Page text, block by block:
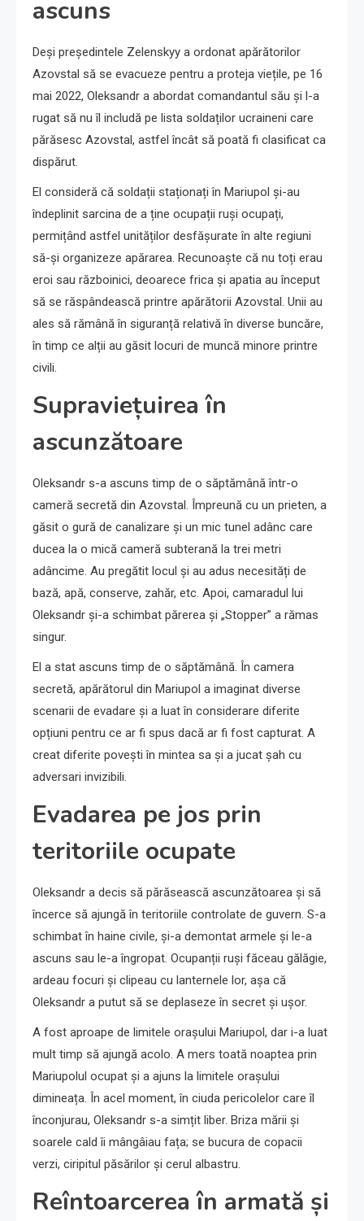
ascuns
Deși președintele Zelenskyy a ordonat apărătorilor
Azovstal să se evacueze pentru a proteja viețile, pe 16
mai 2022, Oleksandr a abordat comandantul său și l-a
rugat să nu îl includă pe lista soldaților ucraineni care
părăsesc Azovstal, astfel încât să poată fi clasificat ca
dispărut.
El consideră că soldații staționați în Mariupol și-au
îndeplinit sarcina de a ține ocupații ruși ocupați,
permițând astfel unităților desfășurate în alte regiuni
să-și organizeze apărarea. Recunoaște că nu toți erau
eroi sau războinici, deoarece frica și apatia au început
să se răspândească printre apărătorii Azovstal. Unii au
ales să rămână în siguranță relativă în diverse buncăre,
în timp ce alții au găsit locuri de muncă minore printre
civili.
Supraviețuirea în
ascunzătoare
Oleksandr s-a ascuns timp de o săptămână într-o
cameră secretă din Azovstal. Împreună cu un prieten, a
găsit o gură de canalizare și un mic tunel adânc care
ducea la o mică cameră subterană la trei metri
adâncime. Au pregătit locul și au adus necesități de
bază, apă, conserve, zahăr, etc. Apoi, camaradul lui
Oleksandr și-a schimbat părerea și „Stopper” a rămas
singur.
El a stat ascuns timp de o săptămână. În camera
secretă, apărătorul din Mariupol a imaginat diverse
scenarii de evadare și a luat în considerare diferite
opțiuni pentru ce ar fi spus dacă ar fi fost capturat. A
creat diferite povești în mintea sa și a jucat șah cu
adversari invizibili.
Evadarea pe jos prin
teritoriile ocupate
Oleksandr a decis să părăsească ascunzătoarea și să
încerce să ajungă în teritoriile controlate de guvern. S-a
schimbat în haine civile, și-a demontat armele și le-a
ascuns sau le-a îngropat. Ocupanții ruși făceau gălăgie,
ardeau focuri și clipeau cu lanternele lor, așa că
Oleksandr a putut să se deplaseze în secret și ușor.
A fost aproape de limitele orașului Mariupol, dar i-a luat
mult timp să ajungă acolo. A mers toată noaptea prin
Mariupolul ocupat și a ajuns la limitele orașului
dimineața. În acel moment, în ciuda pericolelor care îl
înconjurau, Oleksandr s-a simțit liber. Briza mării și
soarele cald îi mângâiau fața; se bucura de copacii
verzi, ciripitul păsărilor și cerul albastru.
Reîntoarcerea în armată și